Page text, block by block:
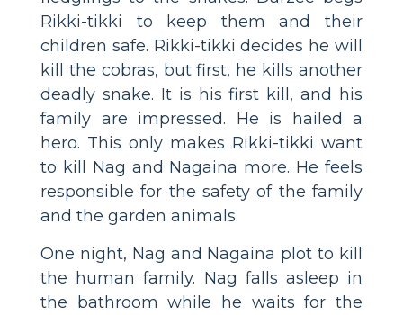
Rikki-tikki to keep them and their
children safe. Rikki-tikki decides he will
kill the cobras, but first, he kills another
deadly snake. It is his first kill, and his
family are impressed. He is hailed a
hero. This only makes Rikki-tikki want
to kill Nag and Nagaina more. He feels
responsible for the safety of the family
and the garden animals.
One night, Nag and Nagaina plot to kill
the human family. Nag falls asleep in
the bathroom while he waits for the